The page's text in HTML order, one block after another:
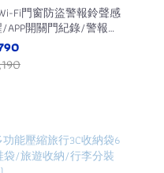
Fi門窗防盜警報鈴聲感
開關門紀錄/警報定
)